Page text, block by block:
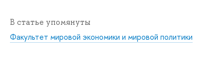
В статье упомянуты
Факультет мировой экономики и мировой политики